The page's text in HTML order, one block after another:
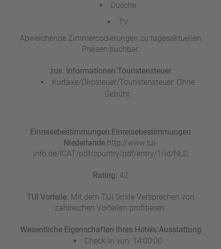
Dusche
TV
Abweichende Zimmercodierungen zu tagesaktuellen
Preisen buchbar.
zus. Informationen:Touristensteuer
Kurtaxe/Ökosteuer/Touristensteuer: Ohne
Gebühr.
Einreisebestimmungen:Einreisebestimmungen
Niederlandehttp://www.tui-
info.de/ICAT/pdf/country/pdf/entry/1/id/NLD
Rating: 42
TUI Vorteile: Mit dem TUI Smile Versprechen von
zahlreichen Vorteilen profitieren.
Wesentliche Eigenschaften Ihres Hotels:Ausstattung
Check-in von: 14:00:00